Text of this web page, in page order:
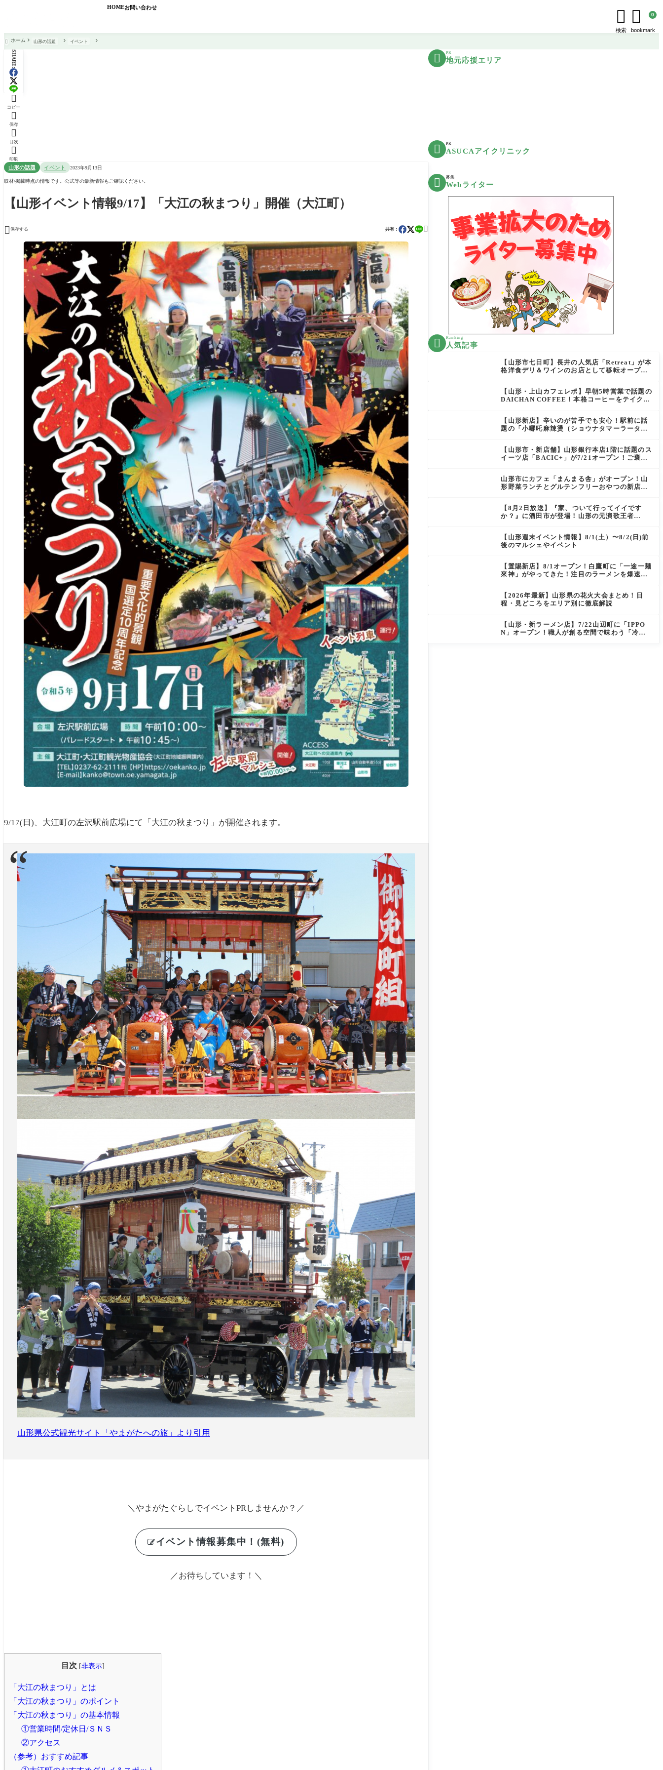
HOMEお問い合わせ 
検索
 0
bookmark
 ホーム 山形の話題 イベント
SHARE:

コピー

保存

目次

印刷
山形の話題 イベント 2023年9月13日
取材/掲載時点の情報です。公式等の最新情報もご確認ください。
【山形イベント情報9/17】「大江の秋まつり」開催（大江町）
 保存する 共有： 
9/17(日)、大江町の左沢駅前広場にて「大江の秋まつり」が開催されます。
山形県公式観光サイト「やまがたへの旅」より引用
＼やまがたぐらしでイベントPRしませんか？／
イベント情報募集中！(無料)
／お待ちしています！＼
目次 [非表示]
「大江の秋まつり」とは
「大江の秋まつり」のポイント
「大江の秋まつり」の基本情報
①営業時間/定休日/ＳＮＳ
②アクセス
（参考）おすすめ記事
 PR
地元応援エリア
 PR
ASUCAアイクリニック
 募集
Webライター
 Ranking
人気記事
【山形市七日町】長井の人気店「Retreat」が本
格洋食デリ＆ワインのお店として移転オープン
【山形・上山カフェレポ】早朝5時営業で話題の
DAICHAN COFFEE！本格コーヒーをテイクア
【山形新店】辛いのが苦手でも安心！駅前に話
題の「小哪吒麻辣燙（ショウナタマーラータ
【山形市・新店舗】山形銀行本店1階に話題のス
イーツ店「BACIC+」が7/21オープン！ご褒美
山形市にカフェ「まんまる舎」がオープン！山
形野菜ランチとグルテンフリーおやつの新店情
【8月2日放送】『家、ついて行ってイイです
か？』に酒田市が登場！山形の元演歌王者
【山形週末イベント情報】8/1(土）〜8/2(日)前
後のマルシェやイベント
【置賜新店】8/1オープン！白鷹町に「一途一麺
來神」がやってきた！注目のラーメンを爆速実
【2026年最新】山形県の花火大会まとめ！日
程・見どころをエリア別に徹底解説
【山形・新ラーメン店】7/22山辺町に「IPPO
N」オープン！職人が創る空間で味わう「冷た